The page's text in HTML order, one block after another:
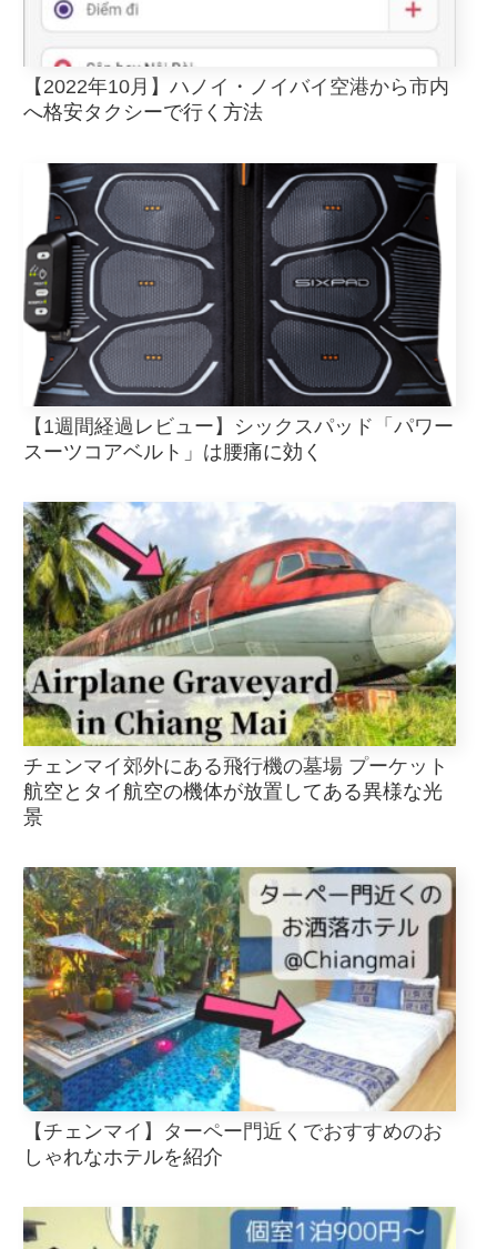
【2022年10月】ハノイ・ノイバイ空港から市内
へ格安タクシーで行く方法
【1週間経過レビュー】シックスパッド「パワー
スーツコアベルト」は腰痛に効く
チェンマイ郊外にある飛行機の墓場 プーケット
航空とタイ航空の機体が放置してある異様な光
景
【チェンマイ】ターペー門近くでおすすめのお
しゃれなホテルを紹介